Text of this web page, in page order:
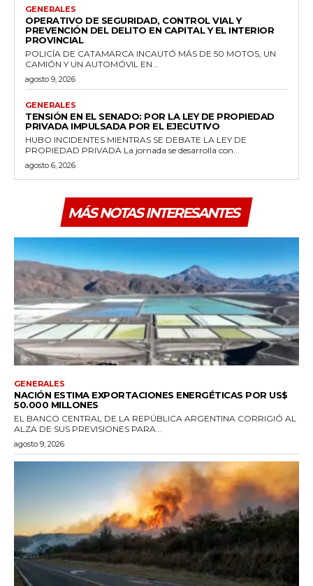
GENERALES
OPERATIVO DE SEGURIDAD, CONTROL VIAL Y
PREVENCIÓN DEL DELITO EN CAPITAL Y EL INTERIOR
PROVINCIAL
POLICÍA DE CATAMARCA INCAUTÓ MÁS DE 50 MOTOS, UN
CAMIÓN Y UN AUTOMÓVIL EN...
agosto 9, 2026
GENERALES
TENSIÓN EN EL SENADO: POR LA LEY DE PROPIEDAD
PRIVADA IMPULSADA POR EL EJECUTIVO
HUBO INCIDENTES MIENTRAS SE DEBATE LA LEY DE
PROPIEDAD PRIVADA La jornada se desarrolla con...
agosto 6, 2026
MÁS NOTAS INTERESANTES
GENERALES
NACIÓN ESTIMA EXPORTACIONES ENERGÉTICAS POR US$
50.000 MILLONES
EL BANCO CENTRAL DE LA REPÚBLICA ARGENTINA CORRIGIÓ AL
ALZA DE SUS PREVISIONES PARA...
agosto 9, 2026